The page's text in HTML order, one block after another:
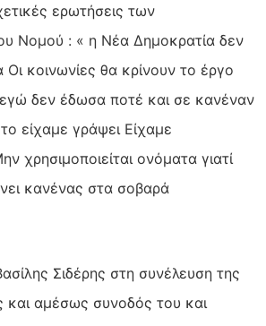
ερωτήσεις των
Νομού : « η Νέα Δημοκρατία δεν
κοινωνίες θα κρίνουν το έργο
δεν έδωσα ποτέ και σε κανέναν
είχαμε γράψει Είχαμε
χρησιμοποιείται ονόματα γιατί
κανένας στα σοβαρά
Σιδέρης στη συνέλευση της
και αμέσως συνοδός του και